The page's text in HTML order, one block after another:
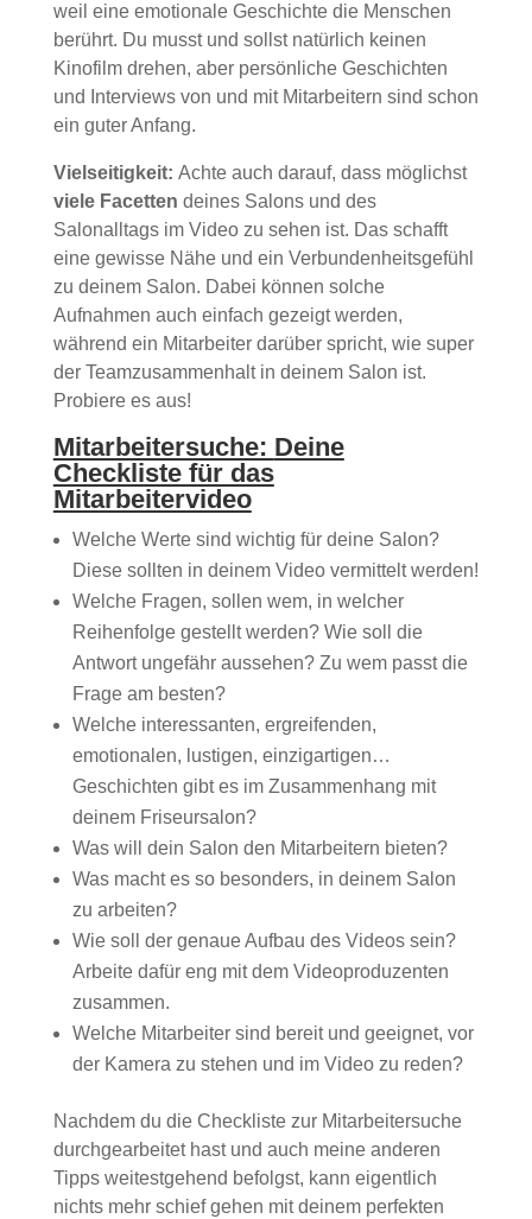
weil eine emotionale Geschichte die Menschen
berührt. Du musst und sollst natürlich keinen
Kinofilm drehen, aber persönliche Geschichten
und Interviews von und mit Mitarbeitern sind schon
ein guter Anfang.
Vielseitigkeit: Achte auch darauf, dass möglichst
viele Facetten deines Salons und des
Salonalltags im Video zu sehen ist. Das schafft
eine gewisse Nähe und ein Verbundenheitsgefühl
zu deinem Salon. Dabei können solche
Aufnahmen auch einfach gezeigt werden,
während ein Mitarbeiter darüber spricht, wie super
der Teamzusammenhalt in deinem Salon ist.
Probiere es aus!
Mitarbeitersuche: Deine
Checkliste für das
Mitarbeitervideo
Welche Werte sind wichtig für deine Salon?
Diese sollten in deinem Video vermittelt werden!
Welche Fragen, sollen wem, in welcher
Reihenfolge gestellt werden? Wie soll die
Antwort ungefähr aussehen? Zu wem passt die
Frage am besten?
Welche interessanten, ergreifenden,
emotionalen, lustigen, einzigartigen…
Geschichten gibt es im Zusammenhang mit
deinem Friseursalon?
Was will dein Salon den Mitarbeitern bieten?
Was macht es so besonders, in deinem Salon
zu arbeiten?
Wie soll der genaue Aufbau des Videos sein?
Arbeite dafür eng mit dem Videoproduzenten
zusammen.
Welche Mitarbeiter sind bereit und geeignet, vor
der Kamera zu stehen und im Video zu reden?
Nachdem du die Checkliste zur Mitarbeitersuche
durchgearbeitet hast und auch meine anderen
Tipps weitestgehend befolgst, kann eigentlich
nichts mehr schief gehen mit deinem perfekten